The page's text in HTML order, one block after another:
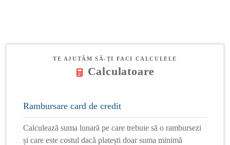
TE AJUTĂM SĂ-ȚI FACI CALCULELE
Calculatoare
Rambursare card de credit
Calculează suma lunară pe care trebuie să o rambursezi
și care este costul dacă platești doar suma minimă